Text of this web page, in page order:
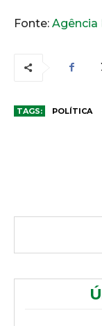
Fonte: Agência
TAGS: POLÍTICA